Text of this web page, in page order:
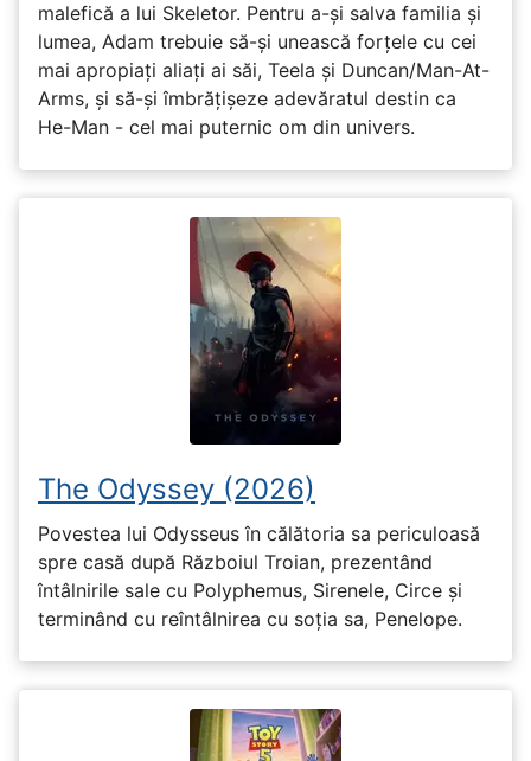
malefică a lui Skeletor. Pentru a-și salva familia și
lumea, Adam trebuie să-și unească forțele cu cei
mai apropiați aliați ai săi, Teela și Duncan/Man-At-
Arms, și să-și îmbrățișeze adevăratul destin ca
He-Man - cel mai puternic om din univers.
The Odyssey (2026)
Povestea lui Odysseus în călătoria sa periculoasă
spre casă după Războiul Troian, prezentând
întâlnirile sale cu Polyphemus, Sirenele, Circe și
terminând cu reîntâlnirea cu soția sa, Penelope.